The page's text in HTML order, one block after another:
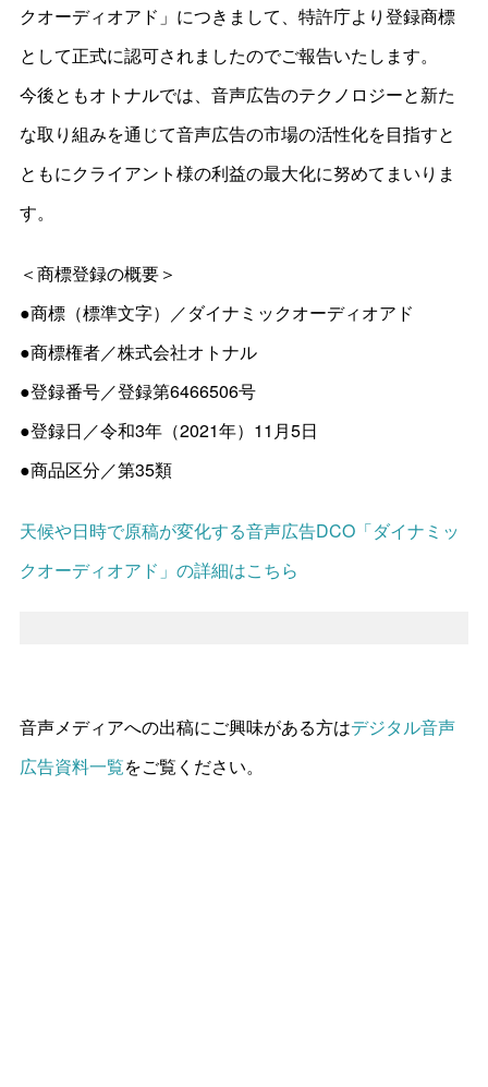
クオーディオアド」につきまして、特許庁より登録商標
として正式に認可されましたのでご報告いたします。
今後ともオトナルでは、音声広告のテクノロジーと新た
な取り組みを通じて音声広告の市場の活性化を目指すと
ともにクライアント様の利益の最大化に努めてまいりま
す。
＜商標登録の概要＞
●商標（標準文字）／ダイナミックオーディオアド
●商標権者／株式会社オトナル
●登録番号／登録第6466506号
●登録日／令和3年（2021年）11月5日
●商品区分／第35類
天候や日時で原稿が変化する音声広告DCO「ダイナミッ
クオーディオアド」の詳細はこちら
音声メディアへの出稿にご興味がある方はデジタル音声
広告資料一覧をご覧ください。